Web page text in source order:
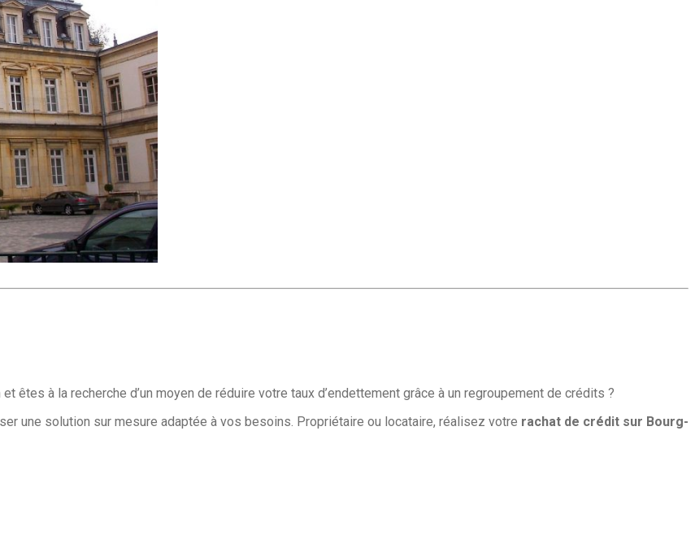
êtes à la recherche d’un moyen de réduire votre taux d’endettement grâce à un regroupement de crédits ?
une solution sur mesure adaptée à vos besoins. Propriétaire ou locataire, réalisez votre rachat de crédit sur Bourg-